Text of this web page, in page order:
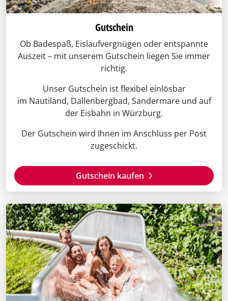
Gutschein
Ob Badespaß, Eislaufvergnügen oder entspannte
Auszeit – mit unserem Gutschein liegen Sie immer
richtig.
Unser Gutschein ist flexibel einlösbar
im Nautiland, Dallenbergbad, Sandermare und auf
der Eisbahn in Würzburg.
Der Gutschein wird Ihnen im Anschluss per Post
zugeschickt.
Gutschein kaufen